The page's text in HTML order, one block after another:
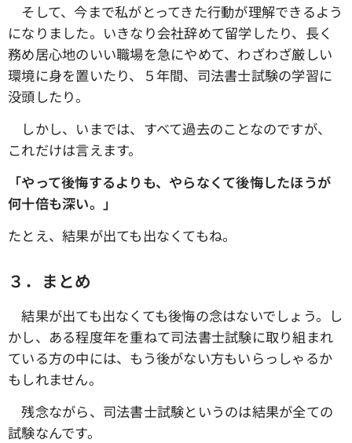
そして、今まで私がとってきた行動が理解できるよう
になりました。いきなり会社辞めて留学したり、長く
務め居心地のいい職場を急にやめて、わざわざ厳しい
環境に身を置いたり、５年間、司法書士試験の学習に
没頭したり。
しかし、いまでは、すべて過去のことなのですが、
これだけは言えます。
「やって後悔するよりも、やらなくて後悔したほうが
何十倍も深い。」
たとえ、結果が出ても出なくてもね。
３．まとめ
結果が出ても出なくても後悔の念はないでしょう。し
かし、ある程度年を重ねて司法書士試験に取り組まれ
ている方の中には、もう後がない方もいらっしゃるか
もしれません。
残念ながら、司法書士試験というのは結果が全ての
試験なんです。